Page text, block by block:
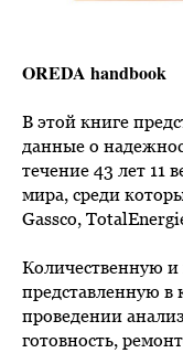
OREDA handbook
В этой книге
данные о
течение 43 лет
мира, среди
Gassco,
Количественную
представленную в
проведении
готовность,